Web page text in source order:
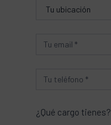
¿Qué cargo tienes?